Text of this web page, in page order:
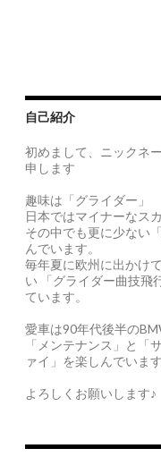
自己紹介
初めまして、ニックネ
申します
趣味は「グライダー」
日本ではマイナーなス
その中でも更に少ない
んでいます。
毎年夏に欧州に出かけ
い 「グライダー曲技飛
ています。
愛車は90年代後半の
「メンテナンス」と「
ァイ」を楽しんでいます
よろしくお願いします♪